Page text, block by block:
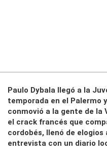
Paulo Dybala llegó a la
temporada en el Palermo
conmovió a la gente de la
el crack francés que
cordobés, llenó de
entrevista con un diario